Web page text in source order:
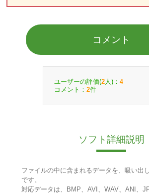
コメント
ユーザーの評価(2 人)： 4
コメント： 2件
ソフト詳細説明
ファイルの中に含まれるデータを、吸い出
です。
対応データは、BMP、AVI、WAV、ANI、